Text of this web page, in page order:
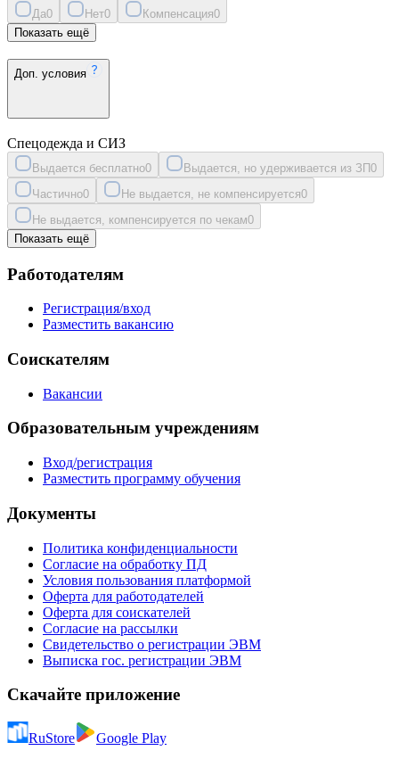
Да0 Нет0 Компенсация0
Показать ещё
Доп. условия
Спецодежда и СИЗ
Выдается бесплатно0 Выдается, но удерживается из ЗП0
Частично0 Не выдается, не компенсируется0
Не выдается, компенсируется по чекам0
Показать ещё
Работодателям
Регистрация/вход
Разместить вакансию
Соискателям
Вакансии
Образовательным учреждениям
Вход/регистрация
Разместить программу обучения
Документы
Политика конфиденциальности
Согласие на обработку ПД
Условия пользования платформой
Оферта для работодателей
Оферта для соискателей
Согласие на рассылки
Свидетельство о регистрации ЭВМ
Выписка гос. регистрации ЭВМ
Скачайте приложение
RuStore Google Play